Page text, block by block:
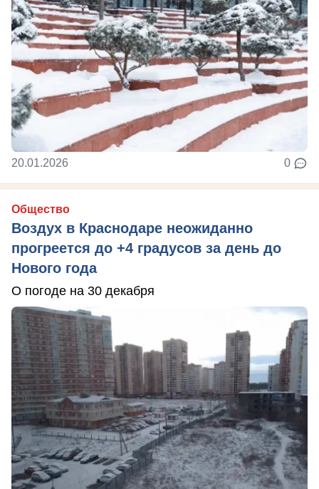
20.01.2026 0
Общество
Воздух в Краснодаре неожиданно
прогреется до +4 градусов за день до
Нового года
О погоде на 30 декабря